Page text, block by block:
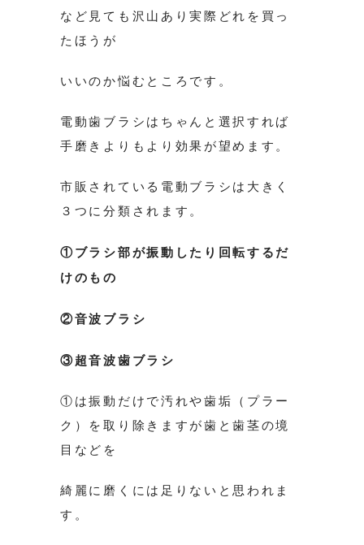
など見ても沢山あり実際どれを買っ
たほうが
いいのか悩むところです。
電動歯ブラシはちゃんと選択すれば
手磨きよりもより効果が望めます。
市販されている電動ブラシは大きく
３つに分類されます。
①ブラシ部が振動したり回転するだ
けのもの
②音波ブラシ
③超音波歯ブラシ
①は振動だけで汚れや歯垢（プラー
ク）を取り除きますが歯と歯茎の境
目などを
綺麗に磨くには足りないと思われま
す。